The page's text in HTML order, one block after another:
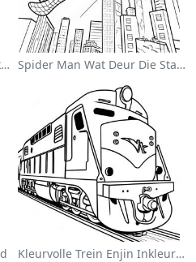
Oulike Hello Kitty Met 'n Strik Inkleurblad Spider Man Wat Deur Die Stad Swang Inkleurblad
Kleurvolle Trein Enjin Inkleurblad